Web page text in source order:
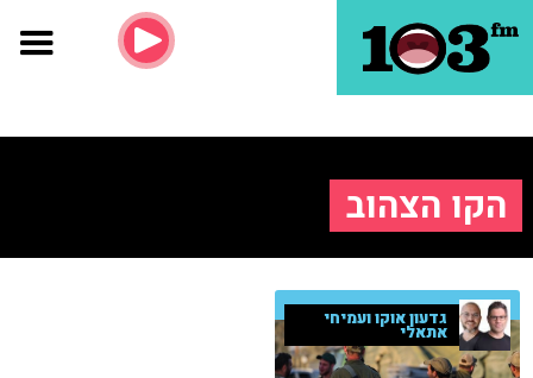
הקו הצהוב
גדעון אוקו ועמיחי
אתאלי